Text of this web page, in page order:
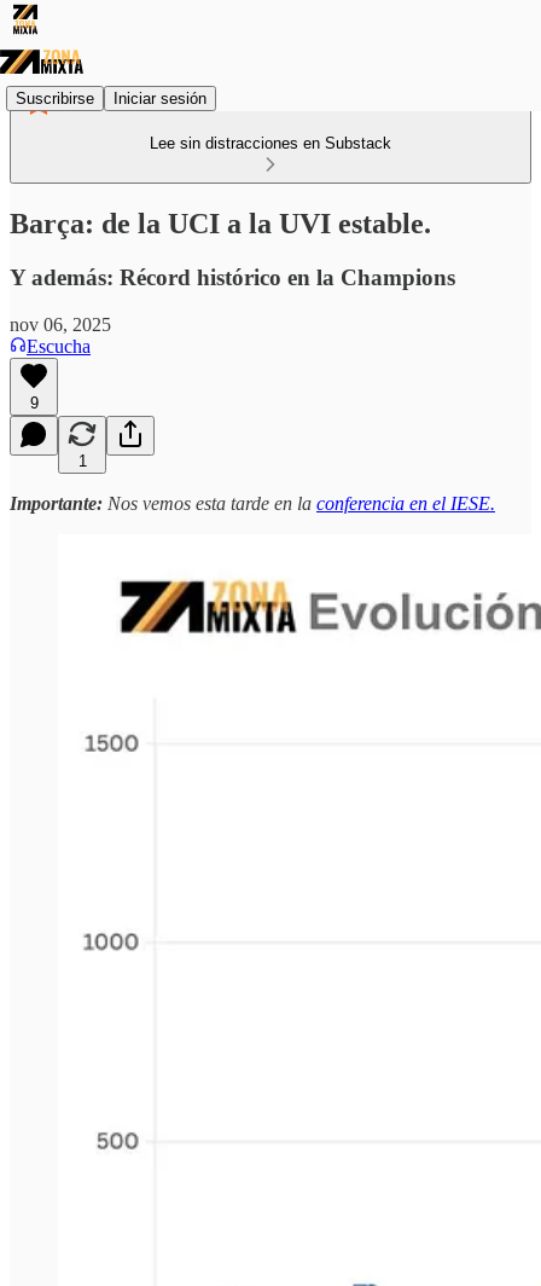
Suscribirse Iniciar sesión
Lee sin distracciones en Substack
Barça: de la UCI a la UVI estable.
Y además: Récord histórico en la Champions
nov 06, 2025
Escucha
9
1
Importante: Nos vemos esta tarde en la conferencia en el IESE.